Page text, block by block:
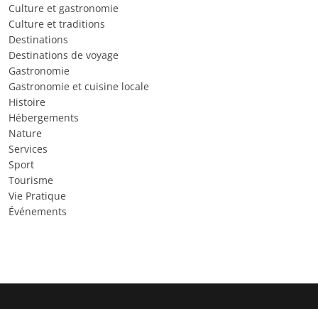
Culture et gastronomie
Culture et traditions
Destinations
Destinations de voyage
Gastronomie
Gastronomie et cuisine locale
Histoire
Hébergements
Nature
Services
Sport
Tourisme
Vie Pratique
Événements